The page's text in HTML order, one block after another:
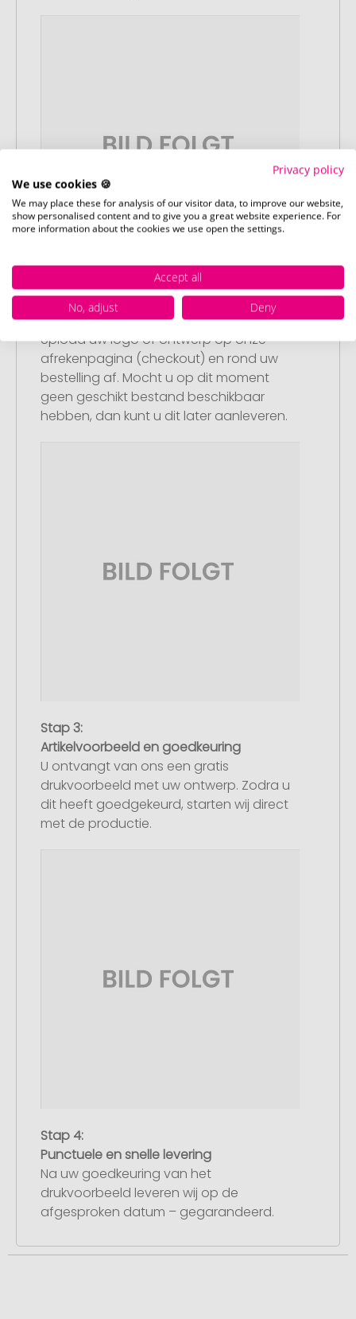
Stap 2:
Upload van uw logo of ontwerp
Upload uw logo of ontwerp op onze
afrekenpagina (checkout) en rond uw
bestelling af. Mocht u op dit moment
geen geschikt bestand beschikbaar
hebben, dan kunt u dit later aanleveren.
Stap 3:
Artikelvoorbeeld en goedkeuring
U ontvangt van ons een gratis
drukvoorbeeld met uw ontwerp. Zodra u
dit heeft goedgekeurd, starten wij direct
met de productie.
Stap 4:
Punctuele en snelle levering
Na uw goedkeuring van het
drukvoorbeeld leveren wij op de
afgesproken datum – gegarandeerd.
Privacy policy
We use cookies 🍪
We may place these for analysis of our visitor data, to improve our website,
show personalised content and to give you a great website experience. For
more information about the cookies we use open the settings.
Accept all
No, adjust
Deny